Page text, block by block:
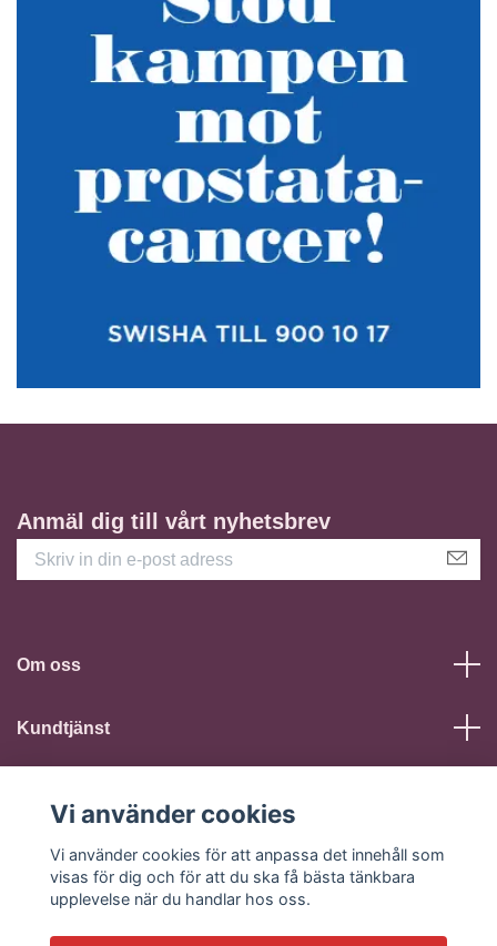
Anmäl dig till vårt nyhetsbrev
Om oss
Kundtjänst
Sociala medier
Vi använder cookies
Vi använder cookies för att anpassa det innehåll som
visas för dig och för att du ska få bästa tänkbara
upplevelse när du handlar hos oss.